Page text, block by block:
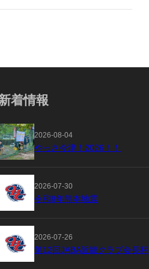
着情報
2026-08-04
やっさ今津！2026！！
2026-07-30
令和8年熊本地震
2026-07-26
第12回JABA近畿クラブ会長杯